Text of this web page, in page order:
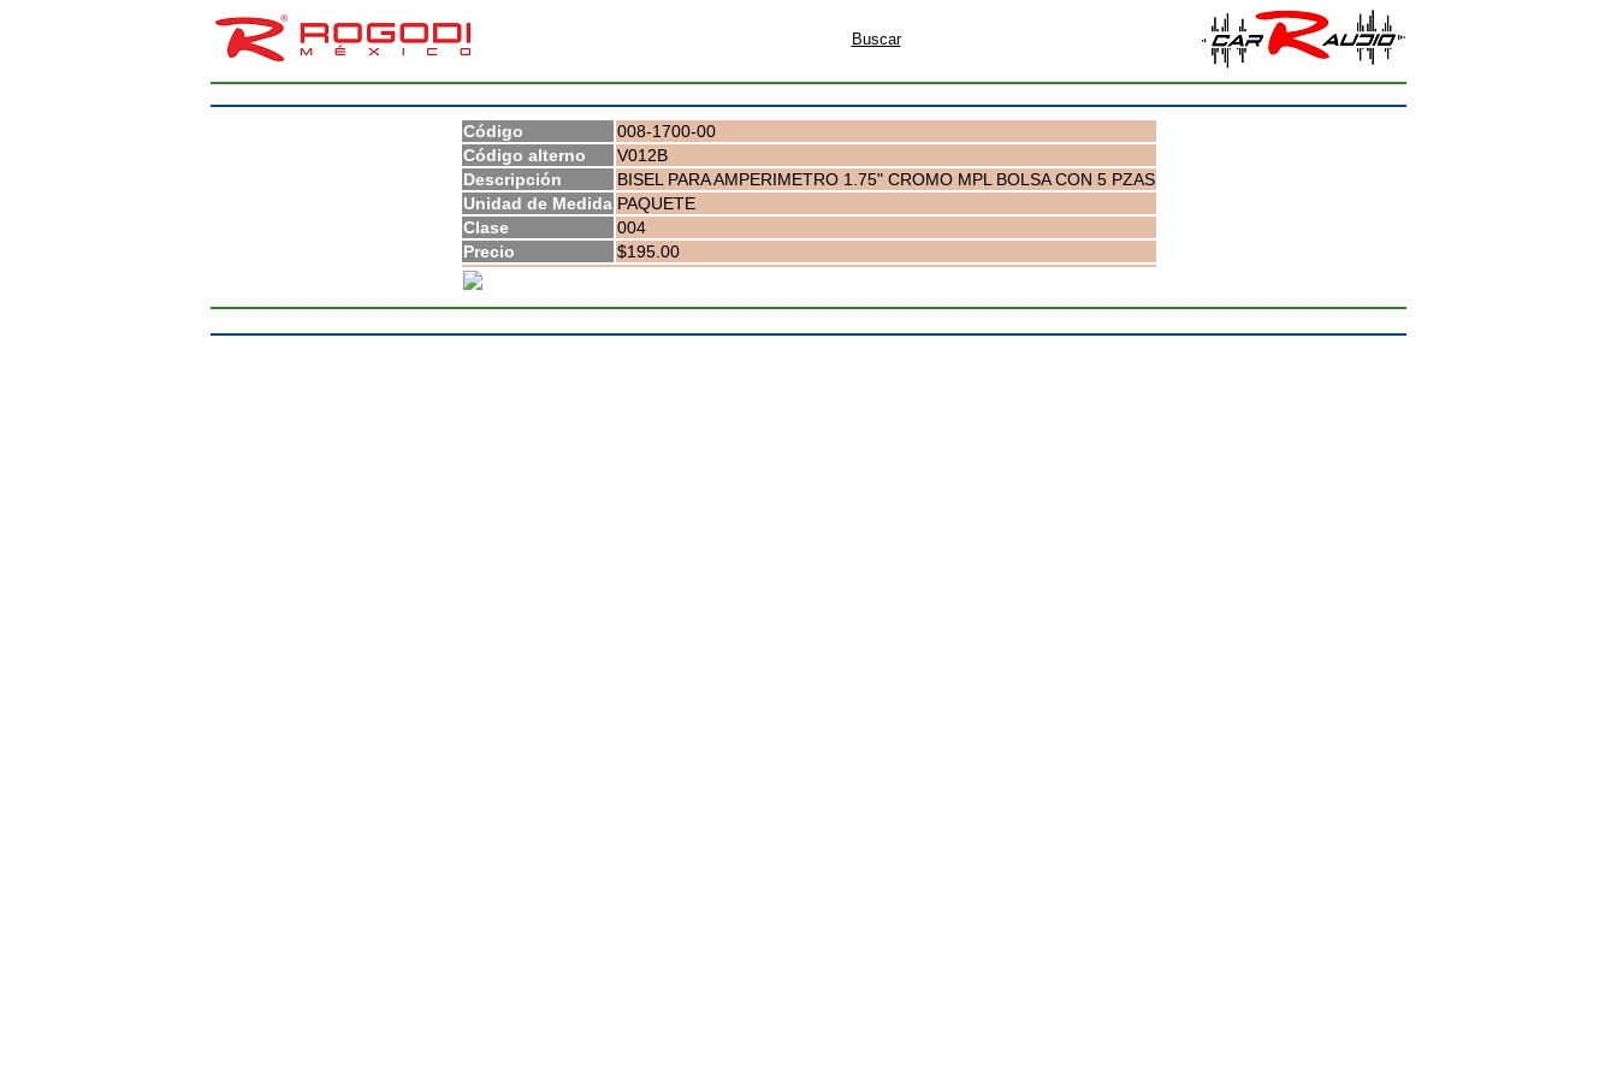
Buscar
Código
008-1700-00
Código alterno
V012B
Descripción
BISEL PARA AMPERIMETRO 1.75" CROMO MPL BOLSA CON 5 PZAS
Unidad de Medida PAQUETE
Clase
004
Precio
$195.00